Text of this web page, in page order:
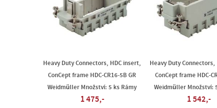
Heavy Duty Connectors, HDC insert,
ConCept frame HDC-CR16-5B GR
Weidmüller Množství: 5 ks Rámy
1 475,-
Heavy Duty Connectors,
ConCept frame HDC-
Weidmüller Množství:
1 542,-